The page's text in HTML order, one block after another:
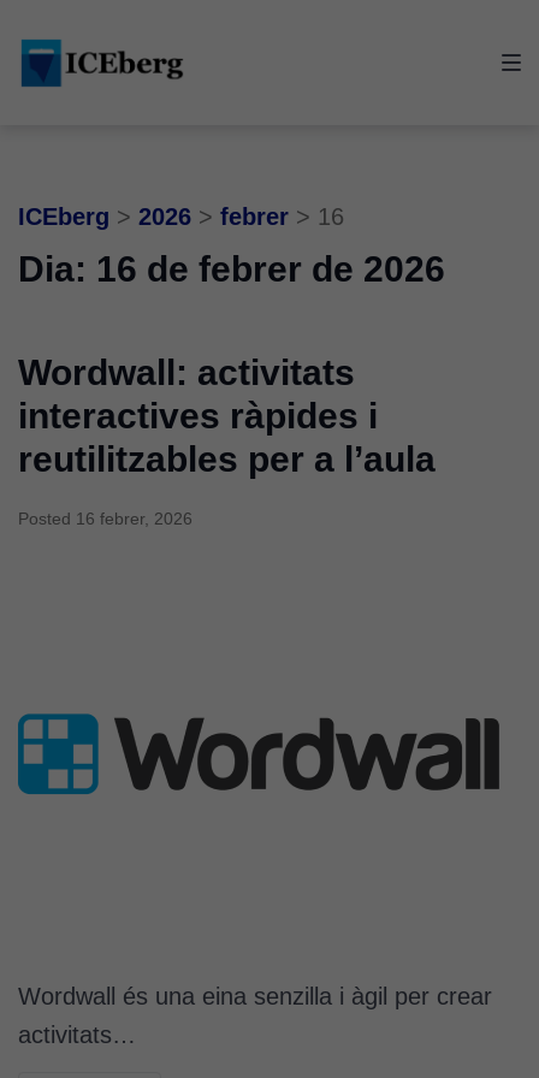
main
content
footer
ICEberg > 2026 > febrer > 16
Dia: 16 de febrer de 2026
Wordwall: activitats
interactives ràpides i
reutilitzables per a l’aula
Posted 16 febrer, 2026
Wordwall és una eina senzilla i àgil per crear
activitats…